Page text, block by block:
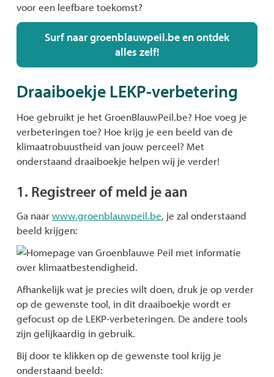
voor een leefbare toekomst?
Surf naar groenblauwpeil.be en ontdek
alles zelf!
Draaiboekje LEKP-verbetering
Hoe gebruikt je het GroenBlauwPeil.be? Hoe voeg je
verbeteringen toe? Hoe krijg je een beeld van de
klimaatrobuustheid van jouw perceel? Met
onderstaand draaiboekje helpen wij je verder!
1. Registreer of meld je aan
Ga naarwww.groenblauwpeil.be, je zal onderstaand
beeld krijgen:
Afhankelijk wat je precies wilt doen, druk je op verder
op de gewenste tool, in dit draaiboekje wordt er
gefocust op de LEKP-verbeteringen. De andere tools
zijn gelijkaardig in gebruik.
Bij door te klikken op de gewenste tool krijg je
onderstaand beeld: